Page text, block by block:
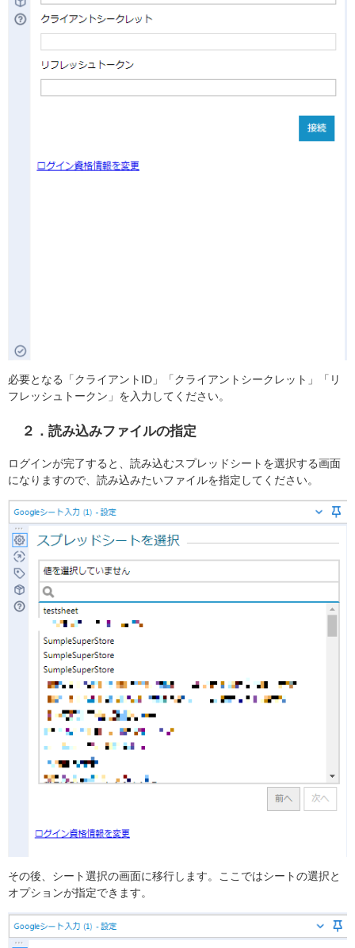
必要となる「クライアントID」「クライアントシークレット」「リ
フレッシュトークン」を入力してください。
２．読み込みファイルの指定
ログインが完了すると、読み込むスプレッドシートを選択する画面
になりますので、読み込みたいファイルを指定してください。
その後、シート選択の画面に移行します。ここではシートの選択と
オプションが指定できます。